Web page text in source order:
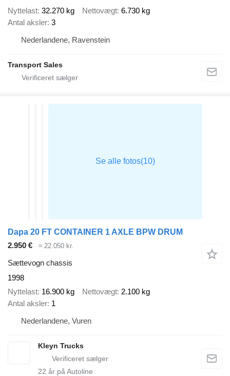
Nyttelast 32.270 kg Nettovægt 6.730 kg
Antal aksler 3
Nederlandene, Ravenstein
Transport Sales
Dapa 20 FT CONTAINER 1 AXLE BPW DRUM
2.950 €
≈ 22.050 kr.
Sættevogn chassis
1998
Nyttelast 16.900 kg Nettovægt 2.100 kg
Antal aksler 1
Nederlandene, Vuren
Kleyn Trucks
22 år på Autoline